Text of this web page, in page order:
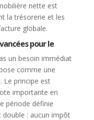
nette est
la trésorerie et les
globale.
pour le
un besoin immédiat
comme une
Le principe est
importante en
période définie
double : aucun impôt